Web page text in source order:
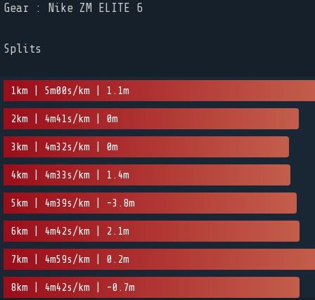
Gear : Nike ZM ELITE 6
Splits
1km | 5m00s/km | 1.1m
2km | 4m41s/km | 0m
3km | 4m32s/km | 0m
4km | 4m33s/km | 1.4m
5km | 4m39s/km | -3.8m
6km | 4m42s/km | 2.1m
7km | 4m59s/km | 0.2m
8km | 4m42s/km | -0.7m